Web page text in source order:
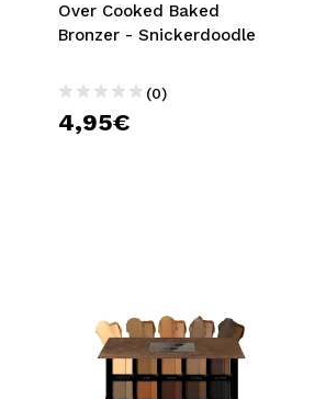
Over Cooked Baked
Bronzer - Snickerdoodle
(0)
4,95€